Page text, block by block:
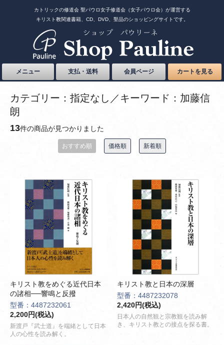
カトリックの修道会 聖パウロ女子修道会（女子パウロ会）が運営する
キリスト教関連書籍、CD、DVD、聖品のショッピングサイトです。
メニュー 支払・送料 会員ページ カートを見る
カテゴリー：指定なし／キーワード：加藤信
朗
13件の商品が見つかりました
おすすめ順 価格順 新着順
キリスト教をめぐる近代日本
の諸相──響鳴と反撥
型番：4487232061
2,200円(税込)
新渡戸『武士道』を端緒として日本
人の心性を読み解く。
キリスト教と日本の深層
型番：4487232078
2,420円(税込)
日本人の自然観と宗教観を読み解
き、キリスト教との接点を探る書。